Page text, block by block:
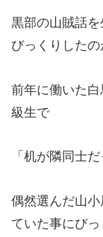
黒部の山賊話
びっくりしたの
前年に働いた
級生で
「机が隣同士
偶然選んだ山
ていた事にび